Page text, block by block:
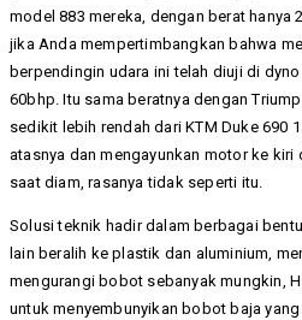
model 883 mereka, dengan berat hanya
jika Anda mempertimbangkan bahwa
berpendingin udara ini telah diuji di
60bhp. Itu sama beratnya dengan
sedikit lebih rendah dari KTM Duke 690
atasnya dan mengayunkan motor ke kiri
saat diam, rasanya tidak seperti itu.
Solusi teknik hadir dalam berbagai
lain beralih ke plastik dan aluminium,
mengurangi bobot sebanyak mungkin,
untuk menyembunyikan bobot baja